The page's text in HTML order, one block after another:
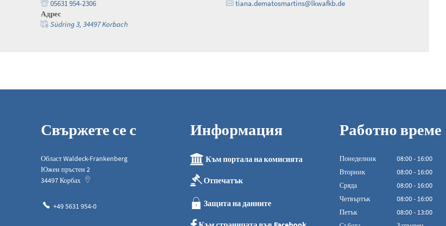
05631 954-2306 tiana.dematosmartins@lkwafkb.de
Адрес
Südring 3, 34497 Korbach
Свържете се с
Област Waldeck-Frankenberg
Южен пръстен 2
34497Корбах
+49 5631 954-0
Информация
Към портала на комисията
Отпечатък
Защита на данните
Работно време
Понеделник 08:00- 16:00
От 08:00 до 16:00
Вторник 08:00- 16:00
От 08:00 до 16:00
Сряда 08:00- 16:00
От 08:00 до 16:00
Четвъртък 08:00- 16:00
От 08:00 до 16:00
Петък 08:00- 13:00
От 08:00 до 13:00